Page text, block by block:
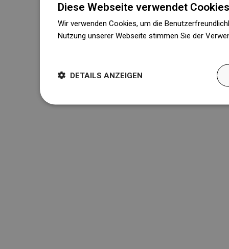
Diese Webseite verwendet
Wir verwenden Cookies, um die
Nutzung unserer Webseite stimmen Sie der
DETAILS ANZEIGEN